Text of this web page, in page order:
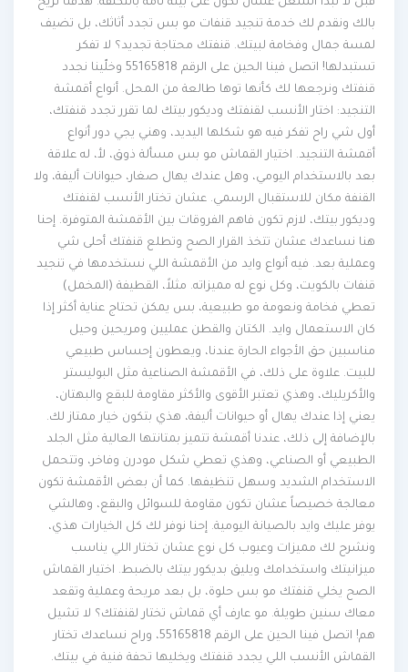
قبل لا نبدأ الشغل عشان تكون على بينة تامة بالتكلفة. هدفنا نريح
بالك ونقدم لك خدمة تنجيد قنفات مو بس تجدد أثاثك، بل تضيف
لمسة جمال وفخامة لبيتك. قنفتك محتاجة تجديد؟ لا تفكر
تستبدلها! اتصل فينا الحين على الرقم 55165818 وخلّينا نجدد
قنفتك ونرجعها لك كأنها توها طالعة من المحل. أنواع أقمشة
التنجيد: اختار الأنسب لقنفتك وديكور بيتك لما تقرر تجدد قنفتك،
أول شي راح تفكر فيه هو شكلها اليديد، وهني يجي دور أنواع
أقمشة التنجيد. اختيار القماش مو بس مسألة ذوق، لأ، له علاقة
بعد بالاستخدام اليومي، وهل عندك يهال صغار، حيوانات أليفة، ولا
القنفة مكان للاستقبال الرسمي. عشان تختار الأنسب لقنفتك
وديكور بيتك، لازم تكون فاهم الفروقات بين الأقمشة المتوفرة. إحنا
هنا نساعدك عشان تتخذ القرار الصح وتطلع قنفتك أحلى شي
وعملية بعد. فيه أنواع وايد من الأقمشة اللي نستخدمها في تنجيد
قنفات بالكويت، وكل نوع له مميزاته. مثلاً، القطيفة (المخمل)
تعطي فخامة ونعومة مو طبيعية، بس يمكن تحتاج عناية أكثر إذا
كان الاستعمال وايد. الكتان والقطن عمليين ومريحين وحيل
مناسبين حق الأجواء الحارة عندنا، ويعطون إحساس طبيعي
للبيت. علاوة على ذلك، في الأقمشة الصناعية مثل البوليستر
والأكريليك، وهذي تعتبر الأقوى والأكثر مقاومة للبقع والبهتان،
يعني إذا عندك يهال أو حيوانات أليفة، هذي بتكون خيار ممتاز لك.
بالإضافة إلى ذلك، عندنا أقمشة تتميز بمتانتها العالية مثل الجلد
الطبيعي أو الصناعي، وهذي تعطي شكل مودرن وفاخر، وتتحمل
الاستخدام الشديد وسهل تنظيفها. كما أن بعض الأقمشة تكون
معالجة خصيصاً عشان تكون مقاومة للسوائل والبقع، وهالشي
يوفر عليك وايد بالصيانة اليومية. إحنا نوفر لك كل الخيارات هذي،
ونشرح لك مميزات وعيوب كل نوع عشان تختار اللي يناسب
ميزانيتك واستخدامك ويليق بديكور بيتك بالضبط. اختيار القماش
الصح يخلي قنفتك مو بس حلوة، بل بعد مريحة وعملية وتقعد
معاك سنين طويلة. مو عارف أي قماش تختار لقنفتك؟ لا تشيل
هم! اتصل فينا الحين على الرقم 55165818، وراح نساعدك تختار
القماش الأنسب اللي يجدد قنفتك ويخليها تحفة فنية في بيتك.